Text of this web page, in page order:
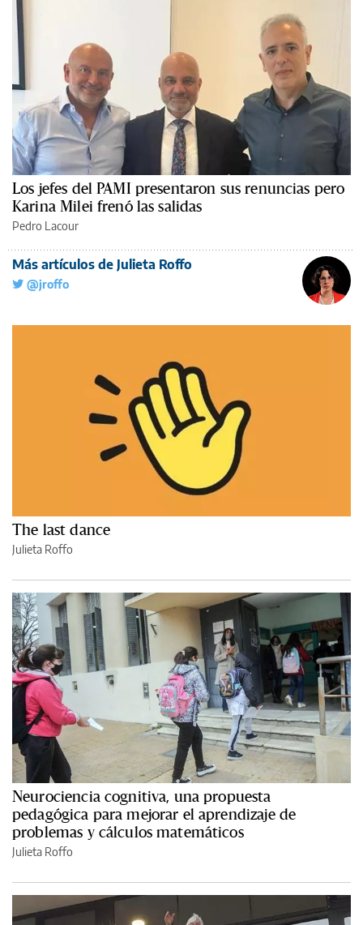
Los jefes del PAMI presentaron sus renuncias pero
Karina Milei frenó las salidas
Pedro Lacour
Más artículos de Julieta Roffo
@jroffo
The last dance
Julieta Roffo
Neurociencia cognitiva, una propuesta
pedagógica para mejorar el aprendizaje de
problemas y cálculos matemáticos
Julieta Roffo